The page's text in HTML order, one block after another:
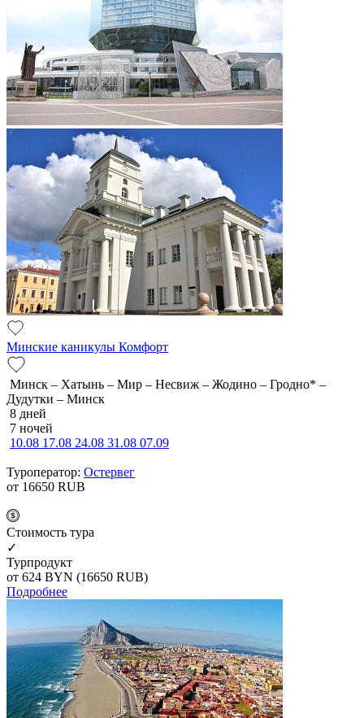
Минские каникулы Комфорт
Минск – Хатынь – Мир – Несвиж – Жодино – Гродно* –
Дудутки – Минск
8 дней
7 ночей
10.08 17.08 24.08 31.08 07.09
Туроператор: Остервег
от 16650 RUB
Cтоимость тура
✓
Турпродукт
от 624 BYN (16650 RUB)
Подробнее